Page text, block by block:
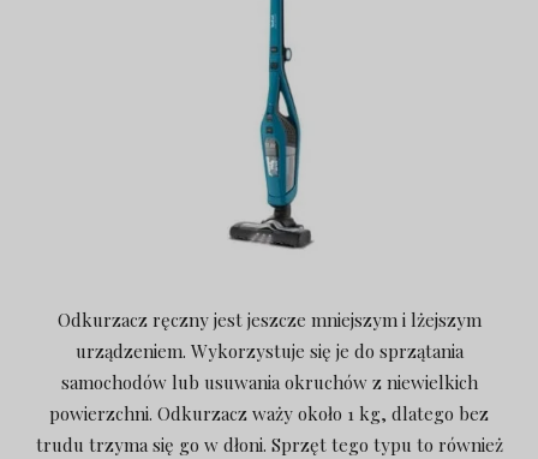
Odkurzacz ręczny jest jeszcze mniejszym i lżejszym
urządzeniem. Wykorzystuje się je do sprzątania
samochodów lub usuwania okruchów z niewielkich
powierzchni. Odkurzacz waży około 1 kg, dlatego bez
trudu trzyma się go w dłoni. Sprzęt tego typu to również